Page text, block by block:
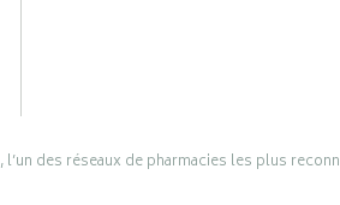
, l’un des réseaux de pharmacies les plus